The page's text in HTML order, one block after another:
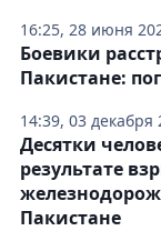
16:25, 28 июня
14:39, 03 декабря
Боевики
Пакистане:
Десятки
результате
Пакистане